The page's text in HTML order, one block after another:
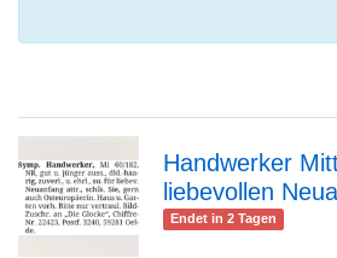
zur
Handwerker
liebevollen
Endet in 2 Tagen